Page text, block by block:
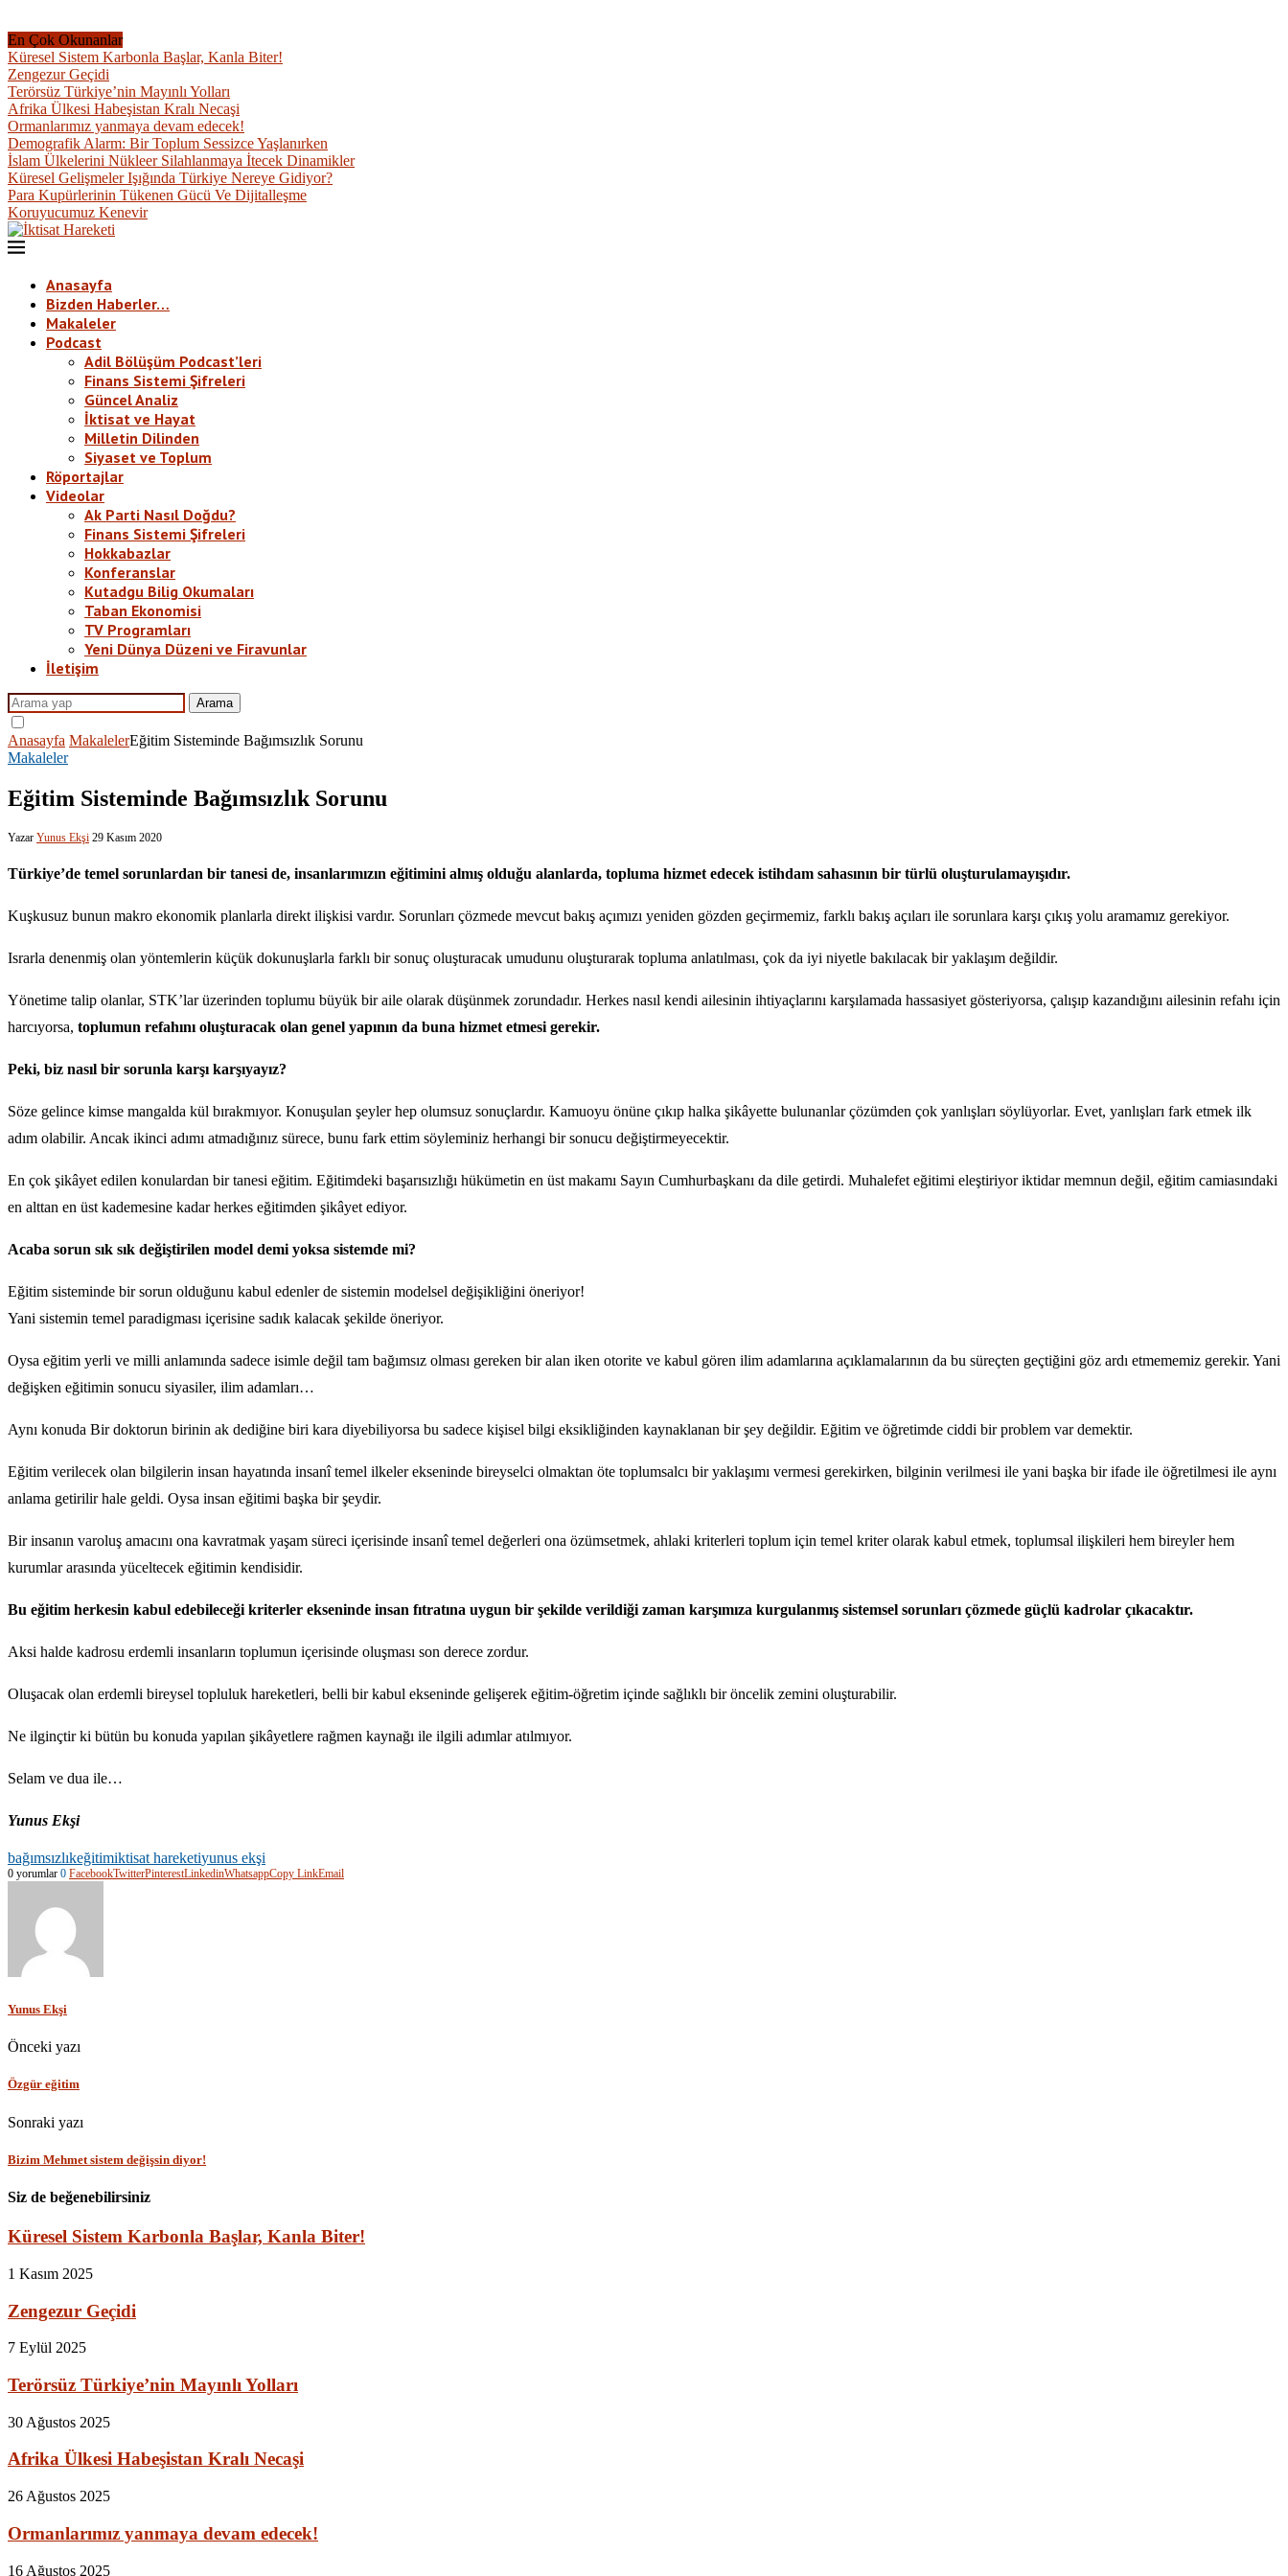
En Çok Okunanlar
Küresel Sistem Karbonla Başlar, Kanla Biter!
Zengezur Geçidi
Terörsüz Türkiye’nin Mayınlı Yolları
Afrika Ülkesi Habeşistan Kralı Necaşi
Ormanlarımız yanmaya devam edecek!
Demografik Alarm: Bir Toplum Sessizce Yaşlanırken
İslam Ülkelerini Nükleer Silahlanmaya İtecek Dinamikler
Küresel Gelişmeler Işığında Türkiye Nereye Gidiyor?
Para Kupürlerinin Tükenen Gücü Ve Dijitalleşme
Koruyucumuz Kenevir
Anasayfa
Bizden Haberler…
Makaleler
Podcast
Adil Bölüşüm Podcast’leri
Finans Sistemi Şifreleri
Güncel Analiz
İktisat ve Hayat
Milletin Dilinden
Siyaset ve Toplum
Röportajlar
Videolar
Ak Parti Nasıl Doğdu?
Finans Sistemi Şifreleri
Hokkabazlar
Konferanslar
Kutadgu Bilig Okumaları
Taban Ekonomisi
TV Programları
Yeni Dünya Düzeni ve Firavunlar
İletişim
Arama
Anasayfa MakalelerEğitim Sisteminde Bağımsızlık Sorunu
Makaleler
Eğitim Sisteminde Bağımsızlık Sorunu
Yazar Yunus Ekşi 29 Kasım 2020
Türkiye’de temel sorunlardan bir tanesi de, insanlarımızın eğitimini almış olduğu alanlarda, topluma hizmet edecek istihdam sahasının bir türlü oluşturulamayışıdır.
Kuşkusuz bunun makro ekonomik planlarla direkt ilişkisi vardır. Sorunları çözmede mevcut bakış açımızı yeniden gözden geçirmemiz, farklı bakış açıları ile sorunlara karşı çıkış yolu aramamız gerekiyor.
Israrla denenmiş olan yöntemlerin küçük dokunuşlarla farklı bir sonuç oluşturacak umudunu oluşturarak topluma anlatılması, çok da iyi niyetle bakılacak bir yaklaşım değildir.
Yönetime talip olanlar, STK’lar üzerinden toplumu büyük bir aile olarak düşünmek zorundadır. Herkes nasıl kendi ailesinin ihtiyaçlarını karşılamada hassasiyet gösteriyorsa, çalışıp kazandığını ailesinin refahı için
harcıyorsa, toplumun refahını oluşturacak olan genel yapının da buna hizmet etmesi gerekir.
Peki, biz nasıl bir sorunla karşı karşıyayız?
Söze gelince kimse mangalda kül bırakmıyor. Konuşulan şeyler hep olumsuz sonuçlardır. Kamuoyu önüne çıkıp halka şikâyette bulunanlar çözümden çok yanlışları söylüyorlar. Evet, yanlışları fark etmek ilk
adım olabilir. Ancak ikinci adımı atmadığınız sürece, bunu fark ettim söyleminiz herhangi bir sonucu değiştirmeyecektir.
En çok şikâyet edilen konulardan bir tanesi eğitim. Eğitimdeki başarısızlığı hükümetin en üst makamı Sayın Cumhurbaşkanı da dile getirdi. Muhalefet eğitimi eleştiriyor iktidar memnun değil, eğitim camiasındaki
en alttan en üst kademesine kadar herkes eğitimden şikâyet ediyor.
Acaba sorun sık sık değiştirilen model demi yoksa sistemde mi?
Eğitim sisteminde bir sorun olduğunu kabul edenler de sistemin modelsel değişikliğini öneriyor!
Yani sistemin temel paradigması içerisine sadık kalacak şekilde öneriyor.
Oysa eğitim yerli ve milli anlamında sadece isimle değil tam bağımsız olması gereken bir alan iken otorite ve kabul gören ilim adamlarına açıklamalarının da bu süreçten geçtiğini göz ardı etmememiz gerekir. Yani
değişken eğitimin sonucu siyasiler, ilim adamları…
Aynı konuda Bir doktorun birinin ak dediğine biri kara diyebiliyorsa bu sadece kişisel bilgi eksikliğinden kaynaklanan bir şey değildir. Eğitim ve öğretimde ciddi bir problem var demektir.
Eğitim verilecek olan bilgilerin insan hayatında insanî temel ilkeler ekseninde bireyselci olmaktan öte toplumsalcı bir yaklaşımı vermesi gerekirken, bilginin verilmesi ile yani başka bir ifade ile öğretilmesi ile aynı
anlama getirilir hale geldi. Oysa insan eğitimi başka bir şeydir.
Bir insanın varoluş amacını ona kavratmak yaşam süreci içerisinde insanî temel değerleri ona özümsetmek, ahlaki kriterleri toplum için temel kriter olarak kabul etmek, toplumsal ilişkileri hem bireyler hem
kurumlar arasında yüceltecek eğitimin kendisidir.
Bu eğitim herkesin kabul edebileceği kriterler ekseninde insan fıtratına uygun bir şekilde verildiği zaman karşımıza kurgulanmış sistemsel sorunları çözmede güçlü kadrolar çıkacaktır.
Aksi halde kadrosu erdemli insanların toplumun içerisinde oluşması son derece zordur.
Oluşacak olan erdemli bireysel topluluk hareketleri, belli bir kabul ekseninde gelişerek eğitim-öğretim içinde sağlıklı bir öncelik zemini oluşturabilir.
Ne ilginçtir ki bütün bu konuda yapılan şikâyetlere rağmen kaynağı ile ilgili adımlar atılmıyor.
Selam ve dua ile…
Yunus Ekşi
bağımsızlıkeğitimiktisat hareketiyunus ekşi
0 yorumlar 0 FacebookTwitterPinterestLinkedinWhatsappCopy LinkEmail
Yunus Ekşi
Önceki yazı
Özgür eğitim
Sonraki yazı
Bizim Mehmet sistem değişsin diyor!
Siz de beğenebilirsiniz
Küresel Sistem Karbonla Başlar, Kanla Biter!
1 Kasım 2025
Zengezur Geçidi
7 Eylül 2025
Terörsüz Türkiye’nin Mayınlı Yolları
30 Ağustos 2025
Afrika Ülkesi Habeşistan Kralı Necaşi
26 Ağustos 2025
Ormanlarımız yanmaya devam edecek!
16 Ağustos 2025